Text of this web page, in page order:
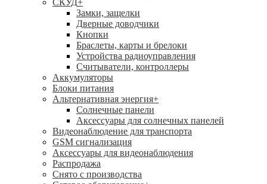
СКУД+
Замки, защелки
Дверные доводчики
Кнопки
Браслеты, карты и брелоки
Устройства радиоуправления
Считыватели, контроллеры
Аккумуляторы
Блоки питания
Альтернативная энергия+
Солнечные панели
Аксессуары для солнечных панелей
Видеонаблюдение для транспорта
GSM сигнализация
Аксессуары для видеонаблюдения
Распродажа
Снято с производства